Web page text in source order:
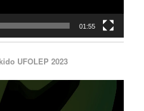
01:55
UFOLEP 2023